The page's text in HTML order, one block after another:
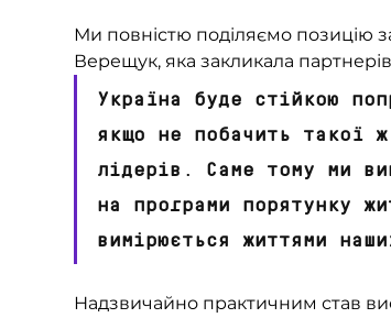
Ми повністю поділяємо позицію
Верещук, яка закликала
Україна буде стійкою
якщо не побачить такої
лідерів. Саме тому ми
на програми порятунку
вимірюється життями
Надзвичайно практичним став